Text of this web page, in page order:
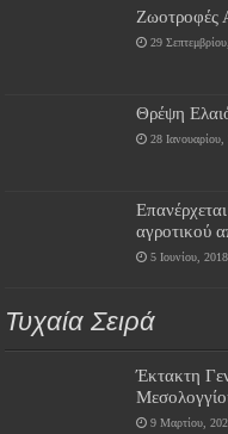
Ζωοτροφές
29
Θρέψη
28
αγροτικού
5 Ιουνίου, 2018
Τυχαία Σειρά
Έκτακτη
9 Μαρτίου,